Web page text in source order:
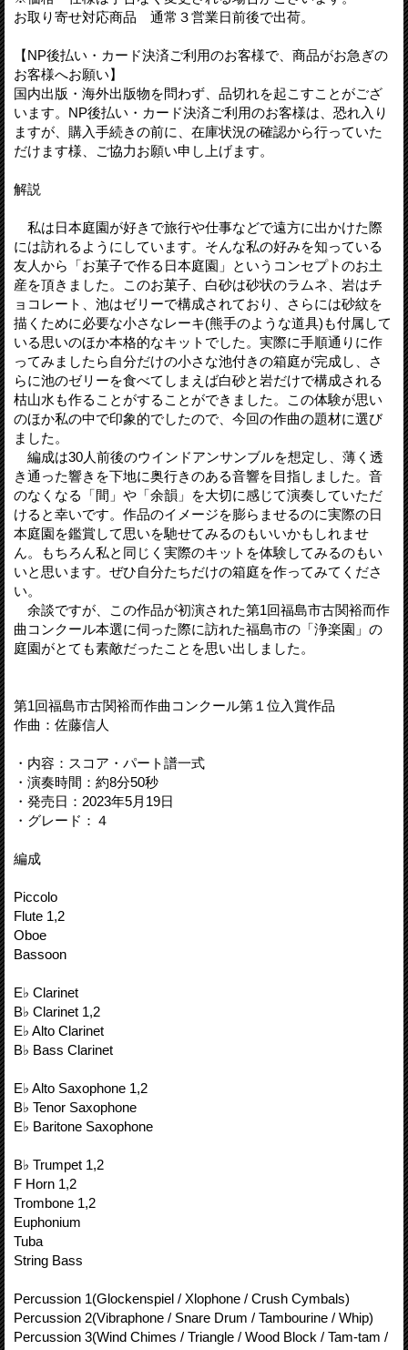
お取り寄せ対応商品 通常３営業日前後で出荷。
【NP後払い・カード決済ご利用のお客様で、商品がお急ぎの
お客様へお願い】
国内出版・海外出版物を問わず、品切れを起こすことがござ
います。NP後払い・カード決済ご利用のお客様は、恐れ入り
ますが、購入手続きの前に、在庫状況の確認から行っていた
だけます様、ご協力お願い申し上げます。
解説
私は日本庭園が好きで旅行や仕事などで遠方に出かけた際
には訪れるようにしています。そんな私の好みを知っている
友人から「お菓子で作る日本庭園」というコンセプトのお土
産を頂きました。このお菓子、白砂は砂状のラムネ、岩はチ
ョコレート、池はゼリーで構成されており、さらには砂紋を
描くために必要な小さなレーキ(熊手のような道具)も付属して
いる思いのほか本格的なキットでした。実際に手順通りに作
ってみましたら自分だけの小さな池付きの箱庭が完成し、さ
らに池のゼリーを食べてしまえば白砂と岩だけで構成される
枯山水も作ることがすることができました。この体験が思い
のほか私の中で印象的でしたので、今回の作曲の題材に選び
ました。
編成は30人前後のウインドアンサンブルを想定し、薄く透
き通った響きを下地に奥行きのある音響を目指しました。音
のなくなる「間」や「余韻」を大切に感じて演奏していただ
けると幸いです。作品のイメージを膨らませるのに実際の日
本庭園を鑑賞して思いを馳せてみるのもいいかもしれませ
ん。もちろん私と同じく実際のキットを体験してみるのもい
いと思います。ぜひ自分たちだけの箱庭を作ってみてくださ
い。
余談ですが、この作品が初演された第1回福島市古関裕而作
曲コンクール本選に伺った際に訪れた福島市の「浄楽園」の
庭園がとても素敵だったことを思い出しました。
第1回福島市古関裕而作曲コンクール第１位入賞作品
作曲：佐藤信人
・内容：スコア・パート譜一式
・演奏時間：約8分50秒
・発売日：2023年5月19日
・グレード：４
編成
Piccolo
Flute 1,2
Oboe
Bassoon
E♭ Clarinet
B♭ Clarinet 1,2
E♭ Alto Clarinet
B♭ Bass Clarinet
E♭ Alto Saxophone 1,2
B♭ Tenor Saxophone
E♭ Baritone Saxophone
B♭ Trumpet 1,2
F Horn 1,2
Trombone 1,2
Euphonium
Tuba
String Bass
Percussion 1(Glockenspiel / Xlophone / Crush Cymbals)
Percussion 2(Vibraphone / Snare Drum / Tambourine / Whip)
Percussion 3(Wind Chimes / Triangle / Wood Block / Tam-tam /